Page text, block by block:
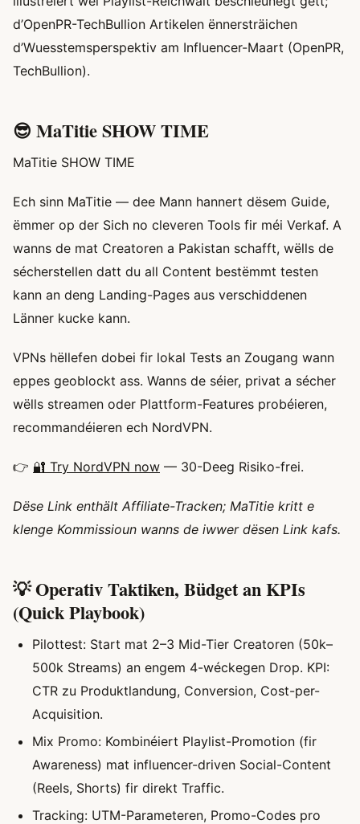
d’OpenPR-TechBullion Artikelen ënnersträichen
d’Wuesstemsperspektiv am Influencer-Maart (OpenPR,
TechBullion).
😎 MaTitie SHOW TIME
MaTitie SHOW TIME
Ech sinn MaTitie — dee Mann hannert dësem Guide,
ëmmer op der Sich no cleveren Tools fir méi Verkaf. A
wanns de mat Creatoren a Pakistan schafft, wëlls de
sécherstellen datt du all Content bestëmmt testen
kann an deng Landing-Pages aus verschiddenen
Länner kucke kann.
VPNs hëllefen dobei fir lokal Tests an Zougang wann
eppes geoblockt ass. Wanns de séier, privat a sécher
wëlls streamen oder Plattform-Features probéieren,
recommandéieren ech NordVPN.
👉 🔐 Try NordVPN now — 30-Deeg Risiko-frei.
Dëse Link enthält Affiliate-Tracken; MaTitie kritt e
klenge Kommissioun wanns de iwwer dësen Link kafs.
💡 Operativ Taktiken, Büdget an KPIs
(Quick Playbook)
Pilottest: Start mat 2–3 Mid-Tier Creatoren (50k–
500k Streams) an engem 4-wéckegen Drop. KPI:
CTR zu Produktlandung, Conversion, Cost-per-
Acquisition.
Mix Promo: Kombinéiert Playlist-Promotion (fir
Awareness) mat influencer-driven Social-Content
(Reels, Shorts) fir direkt Traffic.
Tracking: UTM-Parameteren, Promo-Codes pro